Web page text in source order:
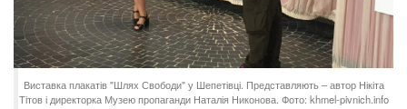
Виставка плакатів "Шлях Свободи" у Шепетівці. Представляють – автор Нікіта
Тітов і директорка Музею пропаганди Наталія Никонова. Фото: khmel-pivnich.info